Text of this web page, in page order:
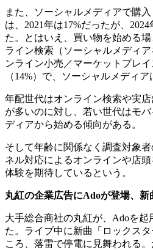
また、ソーシャルメディアで購
は、2021年は17%だったが、
た。とはいえ、買い物を始める
ライン検索（ソーシャルメディ
ンライン小売／マーケットプレ
（14%）で、ソーシャルメディア
年配世代はオンライン検索や実
が多いのに対し、若い世代はモ
ディアから始める傾向がある。
そして年齢に関係なく調査対象
ネル対応によるオンラインや店
体験を期待しているという。
丸紅の企業広告にAdoが登場、新
大手総合商社の丸紅が、Adoを起
た。ライブ中に新曲「ロックス
ころ、落雷で停電に見舞われる